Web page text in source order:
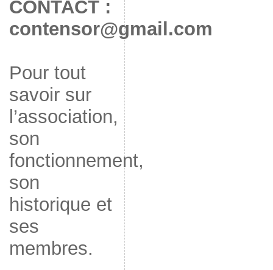
CONTACT :
contensor@gmail.com
Pour tout
savoir sur
l’association,
son
fonctionnement,
son
historique et
ses
membres.